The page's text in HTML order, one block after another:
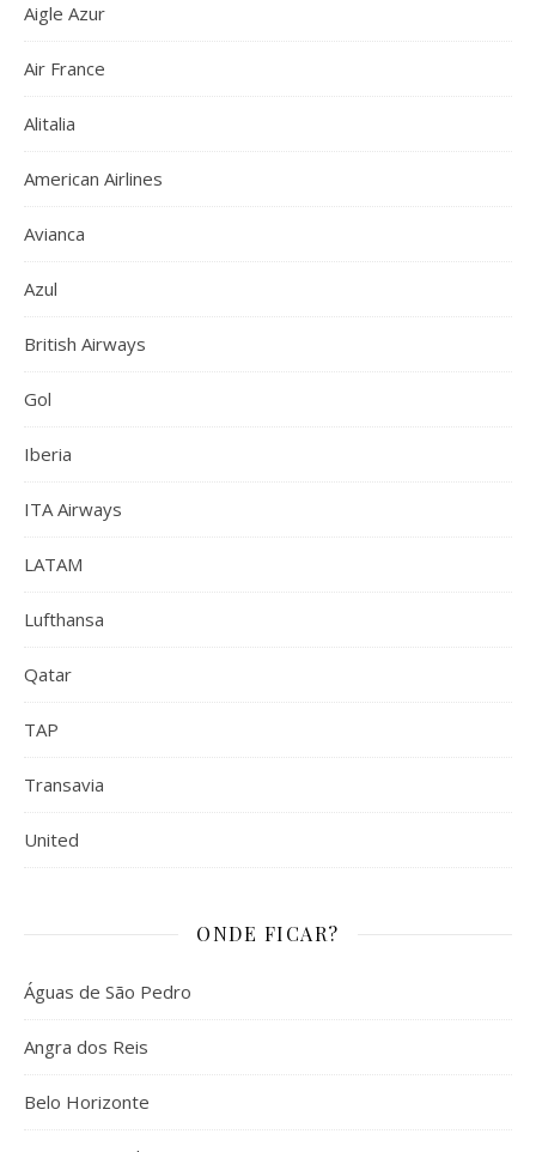
Aigle Azur
Air France
Alitalia
American Airlines
Avianca
Azul
British Airways
Gol
Iberia
ITA Airways
LATAM
Lufthansa
Qatar
TAP
Transavia
United
ONDE FICAR?
Águas de São Pedro
Angra dos Reis
Belo Horizonte